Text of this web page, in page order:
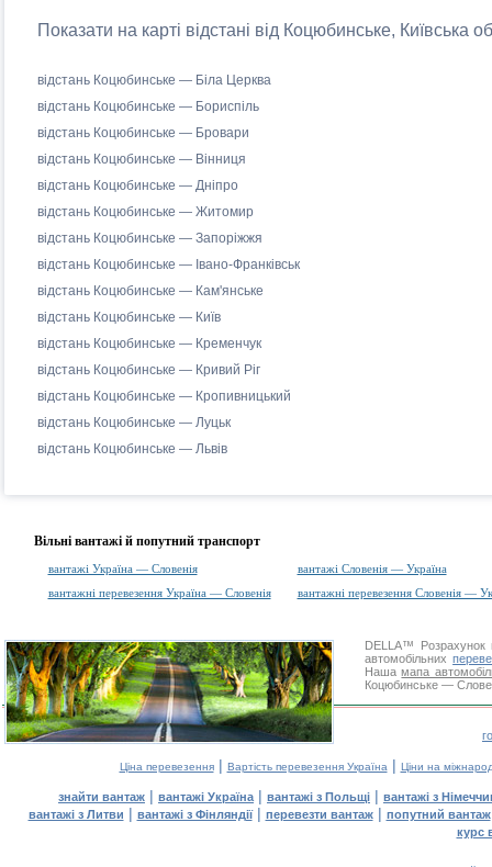
Показати на карті відстані від Коцюбинське, Київська
відстань Коцюбинське — Біла Церква
відстань Коцюбинське — Бориспіль
відстань Коцюбинське — Бровари
відстань Коцюбинське — Вінниця
відстань Коцюбинське — Дніпро
відстань Коцюбинське — Житомир
відстань Коцюбинське — Запоріжжя
відстань Коцюбинське — Івано-Франківськ
відстань Коцюбинське — Кам'янське
відстань Коцюбинське — Київ
відстань Коцюбинське — Кременчук
відстань Коцюбинське — Кривий Ріг
відстань Коцюбинське — Кропивницький
відстань Коцюбинське — Луцьк
відстань Коцюбинське — Львів
Вільні вантажі й попутний транспорт
вантажі Україна — Словенія
вантажі Словенія — Україна
вантажні перевезення Україна — Словенія
вантажні перевезення Словенія —
DELLA™
Розрахунок
автомобільних
Нашамапа
Коцюбинське —
Ціна перевезення| Вартість перевезення Україна | Ціни на
знайти вантаж | вантажі Україна | вантажі з Польщі | вантажі з
вантажі з Литви | вантажі з Фінляндії| перевезти вантаж| попутний вантаж
курс